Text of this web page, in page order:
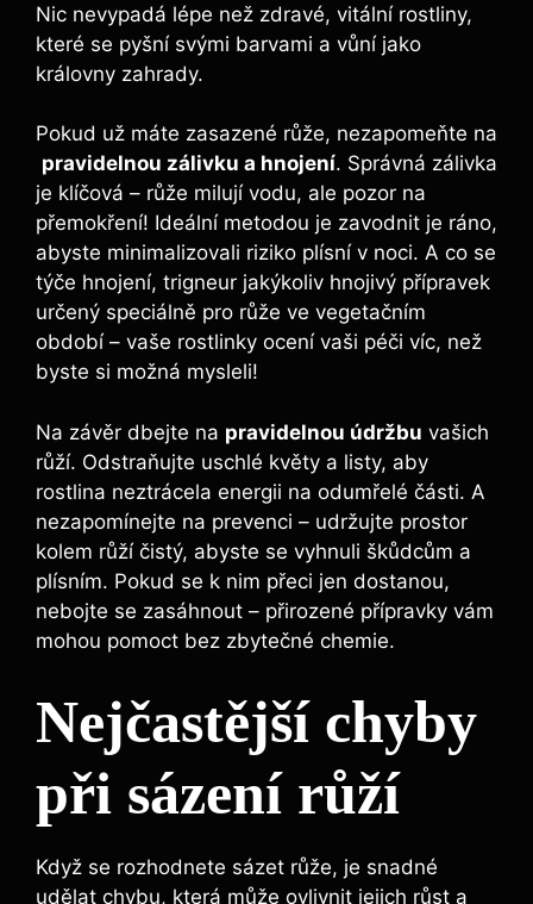
Nic nevypadá lépe než zdravé, vitální rostliny,
které se pyšní svými barvami a vůní ‍jako
královny zahrady.
Pokud už máte zasazené růže, ‌nezapomeňte na
pravidelnou zálivku ⁣a hnojení. Správná zálivka
je klíčová⁣ – růže milují vodu,‍ ale pozor ⁢na
přemokření! Ideální ⁢metodou je zavodnit je ráno,
abyste minimalizovali riziko plísní v ‌noci.‍ A co se
⁢týče hnojení,⁢ trigneur jakýkoliv ⁤hnojivý ‍přípravek
určený speciálně pro⁤ růže ve vegetačním
období – ‍vaše rostlinky ocení vaši péči‍ víc, než
byste si ⁤možná mysleli!
Na ‌závěr dbejte na pravidelnou údržbu vašich
růží. ‌Odstraňujte uschlé květy a listy, aby
rostlina neztrácela energii na ​odumřelé části. A
nezapomínejte‌ na prevenci‍ – ​udržujte‌ prostor
kolem růží ⁢čistý, ‌abyste se vyhnuli škůdcům ​a
plísním. Pokud se k⁣ nim přeci jen dostanou,‍
nebojte se ‍zasáhnout – přirozené přípravky ⁤vám‌
mohou pomoct ⁤bez zbytečné chemie.
Nejčastější ⁤chyby
při sázení růží
Když se rozhodnete sázet růže, je⁣ snadné​
udělat chybu, která může ‌ovlivnit⁣ jejich růst a